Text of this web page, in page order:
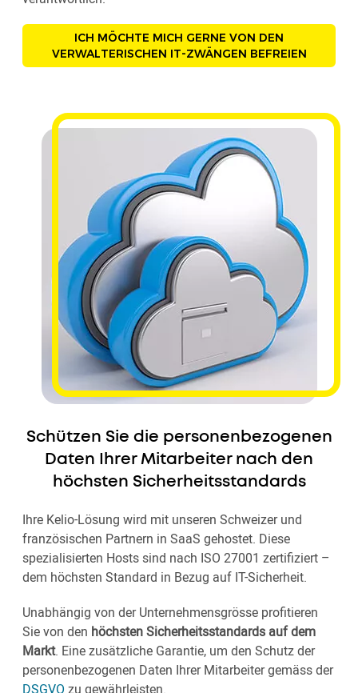
ICH MÖCHTE MICH GERNE VON DEN
VERWALTERISCHEN IT-ZWÄNGEN BEFREIEN
Schützen Sie die personenbezogenen
Daten Ihrer Mitarbeiter nach den
höchsten Sicherheitsstandards
Ihre Kelio-Lösung wird mit unseren Schweizer und
französischen Partnern in SaaS gehostet. Diese
spezialisierten Hosts sind nach ISO 27001 zertifiziert –
dem höchsten Standard in Bezug auf IT-Sicherheit.
Unabhängig von der Unternehmensgrösse profitieren
Sie von den höchsten Sicherheitsstandards auf dem
Markt. Eine zusätzliche Garantie, um den Schutz der
personenbezogenen Daten Ihrer Mitarbeiter gemäss der
DSGVO zu gewährleisten.